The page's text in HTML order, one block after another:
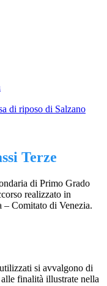
di riposo di Salzano
Terze
di Primo Grado
realizzato in
– Comitato di Venezia.
si avvalgono di
finalità illustrate nella